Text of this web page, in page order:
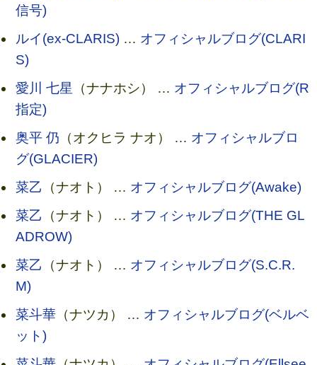
信号)
ルイ(ex-CLARIS)… オフィシャルブログ(CLARI
S)
愛川 七星 （ナナホシ） … オフィシャルブログ(R
指定)
奥平 仍 （オクヒラ ナオ） … オフィシャルブロ
グ(GLACIER)
菜乙 （ナオト） … オフィシャルブログ(Awake)
菜乙 （ナオト） … オフィシャルブログ(THE GL
ADROW)
菜乙 （ナオト） … オフィシャルブログ(S.C.R.
M)
菜斗華（ナツカ） … オフィシャルブログ(ベルベ
ット)